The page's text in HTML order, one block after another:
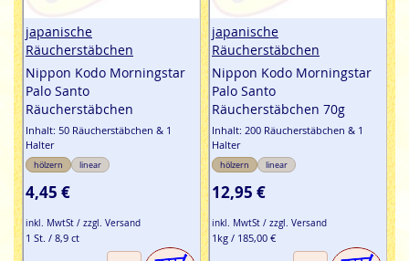
japanische
Räucherstäbchen
Nippon Kodo Morningstar
Palo Santo
Räucherstäbchen
Inhalt: 50 Räucherstäbchen & 1
Halter
hölzern linear
4,45 €
inkl. MwtSt / zzgl. Versand
1 St. / 8,9 ct
japanische
Räucherstäbchen
Nippon Kodo Morningstar
Palo Santo
Räucherstäbchen 70g
Inhalt: 200 Räucherstäbchen & 1
Halter
hölzern linear
12,95 €
inkl. MwtSt / zzgl. Versand
1kg / 185,00 €